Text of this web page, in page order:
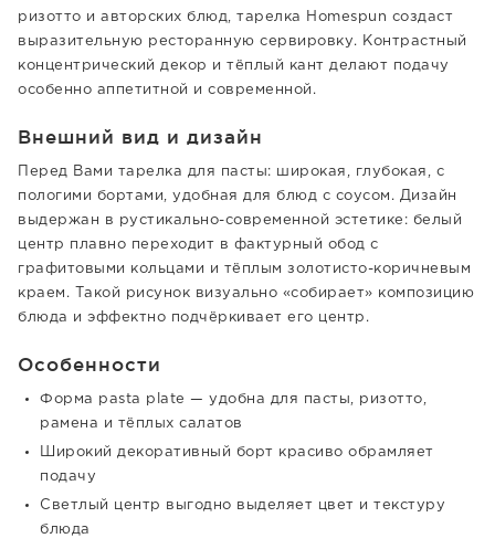
ризотто и авторских блюд, тарелка Homespun создаст
выразительную ресторанную сервировку. Контрастный
концентрический декор и тёплый кант делают подачу
особенно аппетитной и современной.
Внешний вид и дизайн
Перед Вами тарелка для пасты: широкая, глубокая, с
пологими бортами, удобная для блюд с соусом. Дизайн
выдержан в рустикально-современной эстетике: белый
центр плавно переходит в фактурный обод с
графитовыми кольцами и тёплым золотисто-коричневым
краем. Такой рисунок визуально «собирает» композицию
блюда и эффектно подчёркивает его центр.
Особенности
Форма pasta plate — удобна для пасты, ризотто,
рамена и тёплых салатов
Широкий декоративный борт красиво обрамляет
подачу
Светлый центр выгодно выделяет цвет и текстуру
блюда